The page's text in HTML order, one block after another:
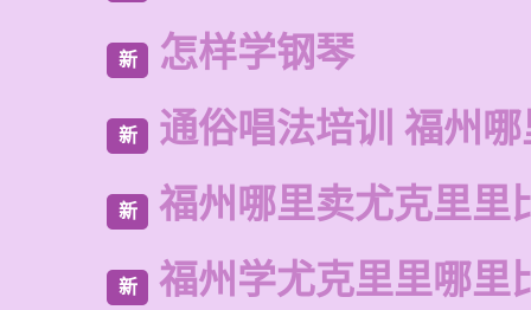
新 怎样学钢琴
新 通俗唱法培训 福州
新 福州哪里卖尤克里里
新 福州学尤克里里哪里